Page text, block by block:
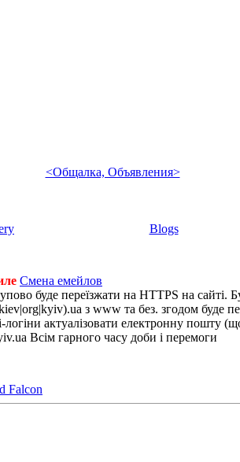
<Общалка, Объявления>
Blogs
Смена емейлов
буде переїзжати на HTTPS на сайті.
з www та без. згодом буде
актуалізовати електронну пошту
Всім гарного часу доби і перемоги
Falcon